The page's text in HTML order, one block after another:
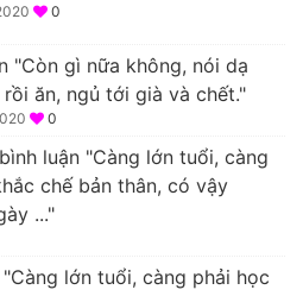
0
"Còn gì nữa không, nói dạ
ăn, ngủ tới già và chết."
0
bình luận "Càng lớn tuổi, càng
chế bản thân, có vậy
..."
lớn tuổi, càng phải học